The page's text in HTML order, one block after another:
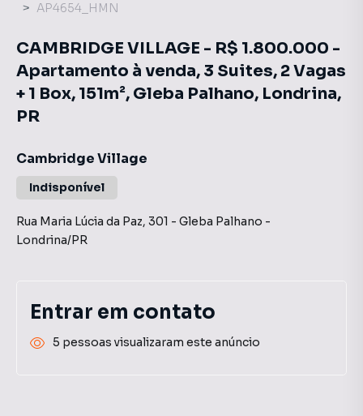
AP4654_HMN
CAMBRIDGE VILLAGE - R$ 1.800.000 -
Apartamento à venda, 3 Suites, 2 Vagas
+ 1 Box, 151m², Gleba Palhano, Londrina,
PR
Cambridge Village
Indisponível
Rua Maria Lúcia da Paz, 301 - Gleba Palhano -
Londrina/PR
Entrar em contato
5 pessoas visualizaram este anúncio